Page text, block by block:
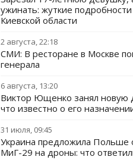
ужинать: жуткие подробности
Киевской области
2 августа, 22:18
СМИ: В ресторане в Москве
генерала
6 августа, 13:20
Виктор Ющенко занял новую
что известно о его
31 июля, 09:45
Украина предложила Польше
МиГ-29 на дроны: что